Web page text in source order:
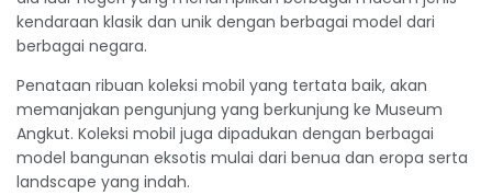
kendaraan klasik dan unik dengan berbagai model dari
berbagai negara.
Penataan ribuan koleksi mobil yang tertata baik, akan
memanjakan pengunjung yang berkunjung ke Museum
Angkut. Koleksi mobil juga dipadukan dengan berbagai
model bangunan eksotis mulai dari benua dan eropa serta
landscape yang indah.